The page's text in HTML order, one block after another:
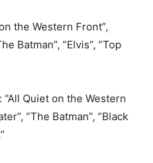
the Western Front”,
Batman”, ”Elvis”, ”Top
Quiet on the Western
”The Batman”, ”Black